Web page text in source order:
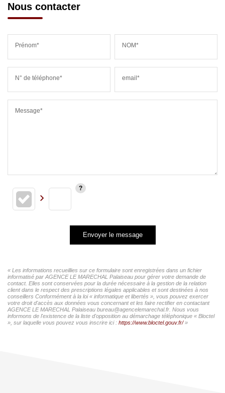
Nous contacter
Prénom* NOM*
N° de téléphone* email*
Message*
Envoyer le message
« Les informations recueillies sur ce formulaire sont enregistrées dans un fichier
informatisé par AGENCE LE MARECHAL Palaiseau pour gérer votre demande de
contact. Elles sont conservées pour la durée nécessaire à la gestion de la relation
client dans le respect des prescriptions légales applicables et sont destinées à nos
conseillers Conformément à la loi « informatique et libertés », vous pouvez exercer
votre droit d'accès aux données vous concernant et les faire rectifier en contactant
AGENCE LE MARECHAL Palaiseau bureau@agencelemarechal.fr. Nous vous
informons de l'existence de la liste d'opposition au démarchage téléphonique « Bloctel
», sur laquelle vous pouvez vous inscrire ici : https://www.bloctel.gouv.fr/»